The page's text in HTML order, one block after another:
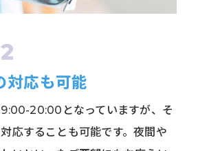
対応も可能
20:00となっていますが、そ
応することも可能です。夜間や